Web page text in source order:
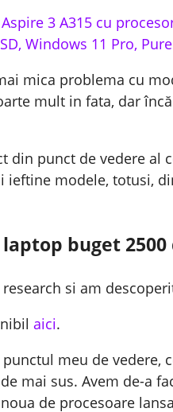
3 A315 cu
Windows 11 Pro,
mica problema cu
mult in fata, dar
din punct de vedere al
ieftine modele, totusi,
buget 2500
si am
aici.
meu de vedere,
mai sus. Avem de-a
de procesoare